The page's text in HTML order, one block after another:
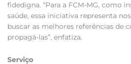
fidedigna. “Para a FCM-MG, como
saúde, essa iniciativa representa
buscar as melhores referências de
propagá-las”, enfatiza.
Serviço